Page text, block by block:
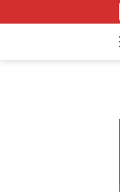
to